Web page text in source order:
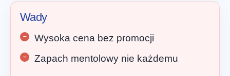
Wady
Wysoka cena bez promocji
Zapach mentolowy nie każdemu